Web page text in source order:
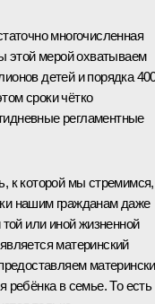
многочисленная
этой мерой охватываем
детей и порядка
сроки чётко
регламентные
к которой мы
нашим гражданам даже
или иной жизненной
материнский
ребёнка в семье. То есть